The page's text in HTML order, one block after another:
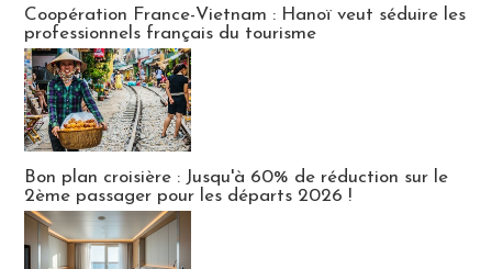
Coopération France-Vietnam : Hanoï veut séduire les
professionnels français du tourisme
Bon plan croisière : Jusqu'à 60% de réduction sur le
2ème passager pour les départs 2026 !